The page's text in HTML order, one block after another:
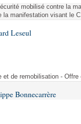
mobilisé contre la
la manifestation visant le
Leseul
de remobilisation -
Bonnecarrère